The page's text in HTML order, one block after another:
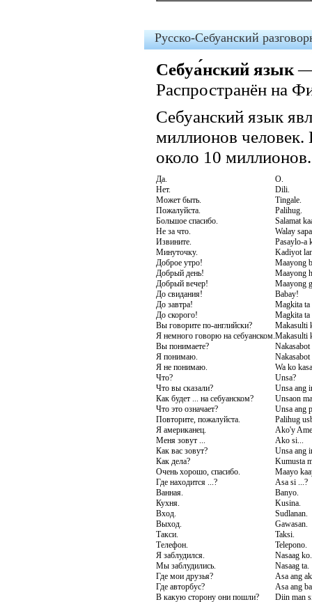
Русско-Себуанский
Себуа́нский язык—
Распространён на
Себуанский язык
миллионов
около 10 миллионов.
Да.
O.
Нет.
Dili.
Может быть.
Tingale.
Пожалуйста.
Palihug.
Большое спасибо.
Salamat
Не за что.
Walay
Извините.
Pasaylo-a
Минуточку.
Kadiyot
Доброе утро!
Maayong
Добрый день!
Maayong
Добрый вечер!
Maayong
До свидания!
Babay!
До завтра!
Magkita ta
До скорого!
Magkita ta
Вы говорите по-английски?
Makasulti
Я немного говорю на себуанском.Makasulti
Вы понимаете?
Nakasabot
Я понимаю.
Я не понимаю.
Wa ko
Что?
Unsa?
Что вы сказали?
Unsa ang
Как будет ... на себуанском?
Unsaon
Что это означает?
Unsa ang
Повторите, пожалуйста.
Palihug
Я американец.
Ako'y
Меня зовут ...
Ako si...
Как вас зовут?
Unsa ang
Как дела?
Kumusta
Очень хорошо, спасибо.
Maayo
Где находится ...?
Asa si ...?
Ванная.
Banyo.
Кухня.
Kusina.
Вход.
Sudlanan.
Выход.
Gawasan.
Такси.
Taksi.
Телефон.
Telepono.
Я заблудился.
Nasaag ko.
Мы заблудились.
Nasaag ta.
Где мои друзья?
Asa ang
Где авторбус?
Asa ang
В какую сторону они пошли?
Diin man